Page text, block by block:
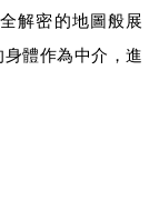
解密的地圖般展
體作為中介，進